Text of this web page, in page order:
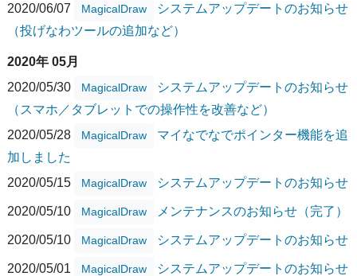
2020/06/07
MagicalDraw
システムアップデートのお知らせ
（投げなわツールの追加など）
2020年 05月
2020/05/30
MagicalDraw
システムアップデートのお知らせ
（スマホ／タブレットでの操作性を改善など）
2020/05/28
MagicalDraw
マイなでなでポインター機能を追
加しました
2020/05/15
MagicalDraw システムアップデートのお知らせ
2020/05/10 MagicalDraw メンテナンスのお知らせ（完了）
2020/05/10 MagicalDraw システムアップデートのお知らせ
2020/05/01 MagicalDraw システムアップデートのお知らせ